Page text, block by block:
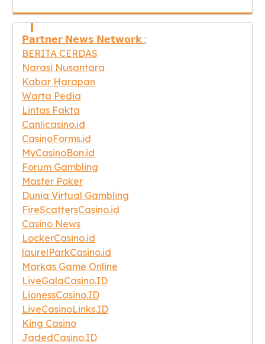
𝗣𝗮𝗿𝘁𝗻𝗲𝗿 𝗡𝗲𝘄𝘀 𝗡𝗲𝘁𝘄𝗼𝗿𝗸 :
BERITA CERDAS
Narasi Nusantara
Kabar Harapan
Warta Pedia
Lintas Fakta
Canlicasino.id
CasinoForms.id
MyCasinoBon.id
Forum Gambling
Master Poker
Dunia Virtual Gambling
FireScattersCasino.id
Casino News
LockerCasino.id
laurelParkCasino.id
Markas Game Online
LiveGalaCasino.ID
LionessCasino.ID
LiveCasinoLinks.ID
King Casino
JadedCasino.ID